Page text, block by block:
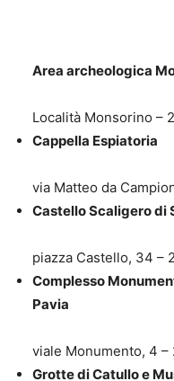
Area archeologica
Località Monsorino –
Cappella Espiatoria
via Matteo da
Castello Scaligero di
piazza Castello, 34 –
Complesso
Pavia
viale Monumento, 4 –
Grotte di Catullo e